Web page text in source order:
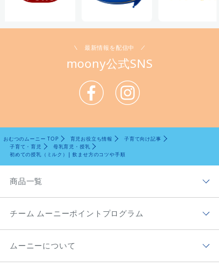
最新情報を配信中
moony公式SNS
おむつのムーニー TOP 育児お役立ち情報
子育て向け記事
子育て・育児
母乳育児・授乳
初めての授乳（ミルク）| 飲ませ方のコツや手順
商品一覧
ムーニーマン（パンツ）
チーム ムーニーポイントプログラム
ムーニーについて